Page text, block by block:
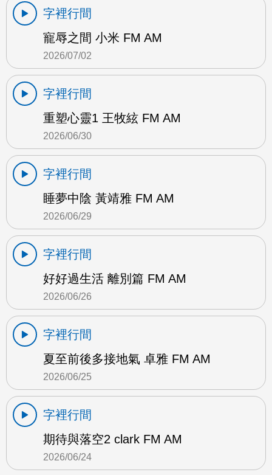
字裡行間
寵辱之間 小米 FM AM
2026/07/02
字裡行間
重塑心靈1 王牧絃 FM AM
2026/06/30
字裡行間
睡夢中陰 黃靖雅 FM AM
2026/06/29
字裡行間
好好過生活 離別篇 FM AM
2026/06/26
字裡行間
夏至前後多接地氣 卓雅 FM AM
2026/06/25
字裡行間
期待與落空2 clark FM AM
2026/06/24